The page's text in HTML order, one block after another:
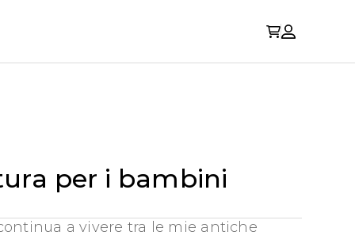
per i bambini
a vivere tra le mie antiche